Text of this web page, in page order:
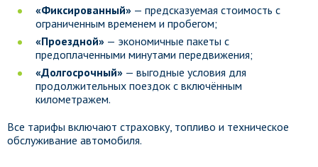
«Фиксированный» — предсказуемая стоимость с
ограниченным временем и пробегом;
«Проездной» — экономичные пакеты с
предоплаченными минутами передвижения;
«Долгосрочный» — выгодные условия для
продолжительных поездок с включённым
километражем.
Все тарифы включают страховку, топливо и техническое
обслуживание автомобиля.